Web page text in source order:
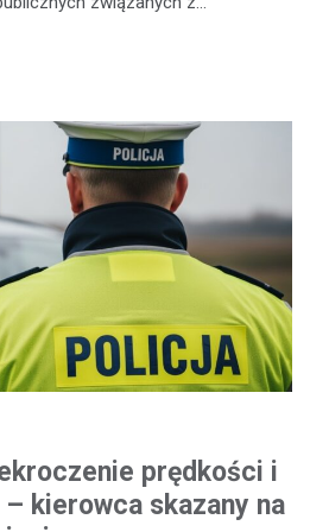
prędkości i
– kierowca skazany na